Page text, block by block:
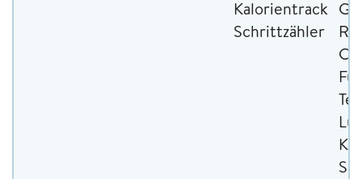
Kalorientracker,
Schrittzähler